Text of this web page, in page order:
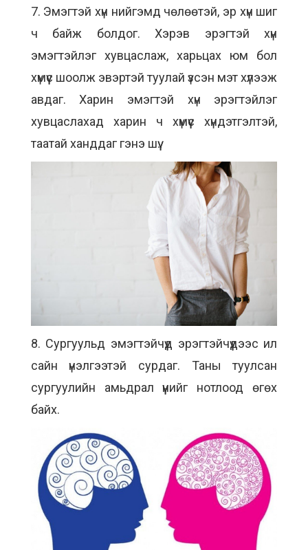
7. Эмэгтэй хүн нийгэмд чөлөөтэй, эр хүн шиг
ч байж болдог. Хэрэв эрэгтэй хүн
эмэгтэйлэг хувцаслаж, харьцах юм бол
хүмүүс шоолж эвэртэй туулай үзсэн мэт хүлээж
авдаг. Харин эмэгтэй хүн эрэгтэйлэг
хувцаслахад харин ч хүмүүс хүндэтгэлтэй,
таатай ханддаг гэнэ шүү.
8. Сургуульд эмэгтэйчүүд эрэгтэйчүүдээс илүү
сайн үнэлгээтэй сурдаг. Таны туулсан
сургуулийн амьдрал үүнийг нотлоод өгөх
байх.